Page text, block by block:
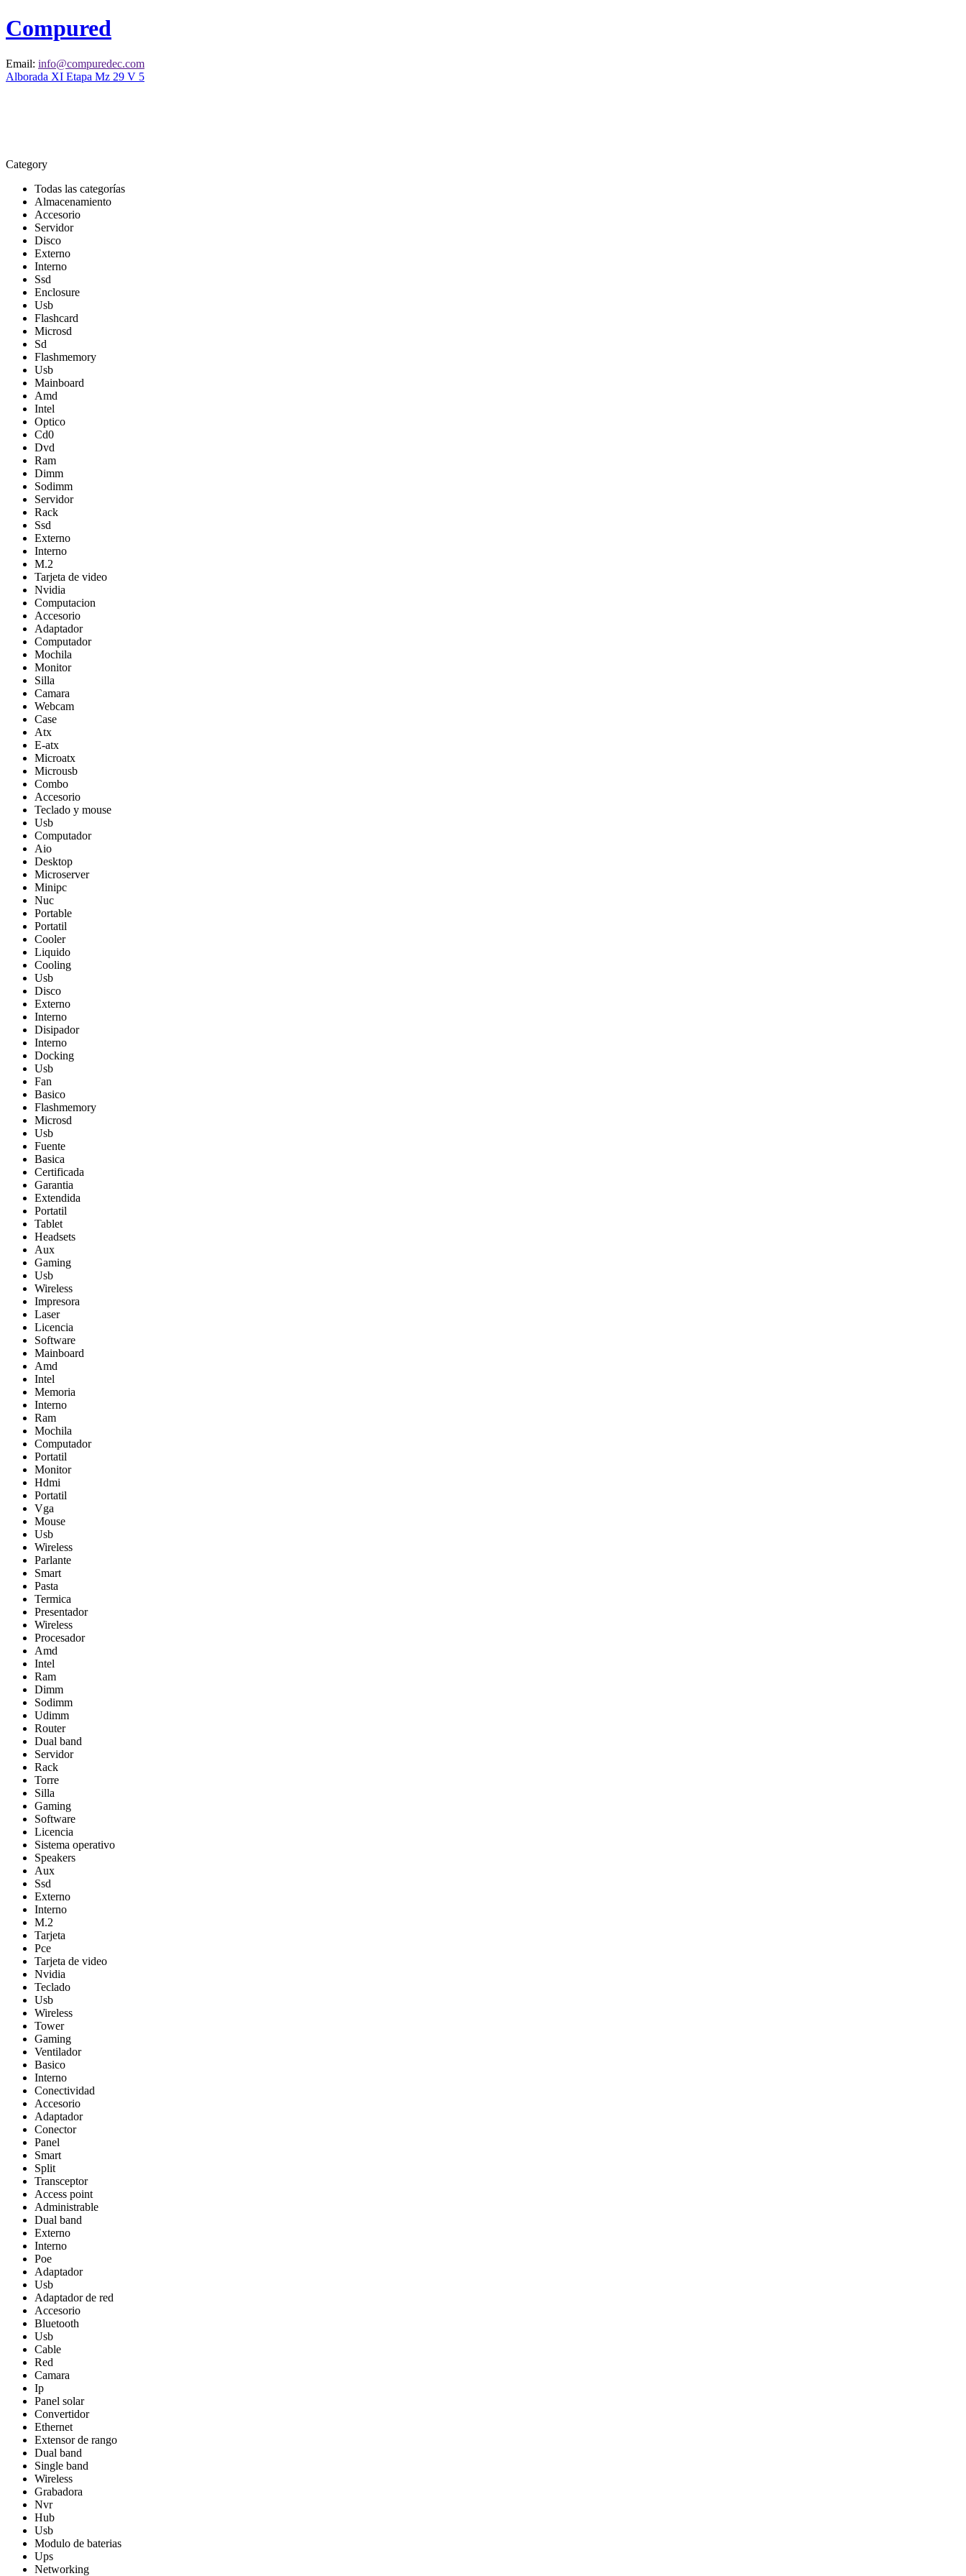
Compured
Email: info@compuredec.com
Alborada XI Etapa Mz 29 V 5
Category
Todas las categorías
Almacenamiento
Accesorio
Servidor
Disco
Externo
Interno
Ssd
Enclosure
Usb
Flashcard
Microsd
Sd
Flashmemory
Usb
Mainboard
Amd
Intel
Optico
Cd0
Dvd
Ram
Dimm
Sodimm
Servidor
Rack
Ssd
Externo
Interno
M.2
Tarjeta de video
Nvidia
Computacion
Accesorio
Adaptador
Computador
Mochila
Monitor
Silla
Camara
Webcam
Case
Atx
E-atx
Microatx
Microusb
Combo
Accesorio
Teclado y mouse
Usb
Computador
Aio
Desktop
Microserver
Minipc
Nuc
Portable
Portatil
Cooler
Liquido
Cooling
Usb
Disco
Externo
Interno
Disipador
Interno
Docking
Usb
Fan
Basico
Flashmemory
Microsd
Usb
Fuente
Basica
Certificada
Garantia
Extendida
Portatil
Tablet
Headsets
Aux
Gaming
Usb
Wireless
Impresora
Laser
Licencia
Software
Mainboard
Amd
Intel
Memoria
Interno
Ram
Mochila
Computador
Portatil
Monitor
Hdmi
Portatil
Vga
Mouse
Usb
Wireless
Parlante
Smart
Pasta
Termica
Presentador
Wireless
Procesador
Amd
Intel
Ram
Dimm
Sodimm
Udimm
Router
Dual band
Servidor
Rack
Torre
Silla
Gaming
Software
Licencia
Sistema operativo
Speakers
Aux
Ssd
Externo
Interno
M.2
Tarjeta
Pce
Tarjeta de video
Nvidia
Teclado
Usb
Wireless
Tower
Gaming
Ventilador
Basico
Interno
Conectividad
Accesorio
Adaptador
Conector
Panel
Smart
Split
Transceptor
Access point
Administrable
Dual band
Externo
Interno
Poe
Adaptador
Usb
Adaptador de red
Accesorio
Bluetooth
Usb
Cable
Red
Camara
Ip
Panel solar
Convertidor
Ethernet
Extensor de rango
Dual band
Single band
Wireless
Grabadora
Nvr
Hub
Usb
Modulo de baterias
Ups
Networking